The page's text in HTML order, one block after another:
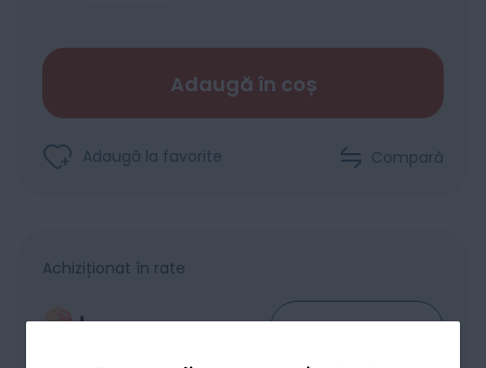
Adaugă în coș
Adaugă la favorite Compară
Achiziționat în rate